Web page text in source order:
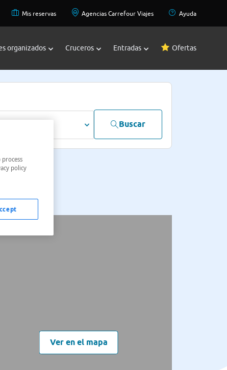
Mis reservas Agencias Carrefour Viajes Ayuda
organizados Cruceros Entradas Ofertas
Buscar
Ver en el mapa
policy